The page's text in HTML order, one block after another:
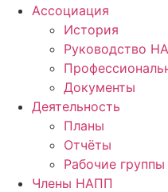
Ассоциация
История
Руководство
Документы
Деятельность
Планы
Отчёты
Рабочие
Члены НАПП